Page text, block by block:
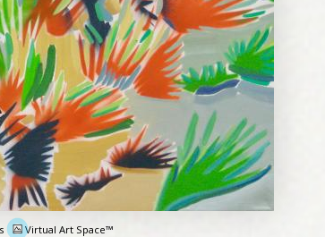
Virtual Art Space™